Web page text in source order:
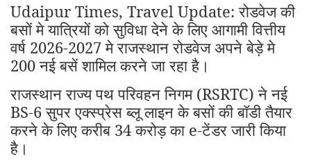
Udaipur Times, Travel Update: रोडवेज की
बसों मे यात्रियों को सुविधा देने के लिए आगामी वित्तीय
वर्ष 2026-2027 मे राजस्थान रोडवेज अपने बेड़े मे
200 नई बसें शामिल करने जा रहा है।
राजस्थान राज्य पथ परिवहन निगम (RSRTC) ने नई
BS-6 सुपर एक्स्प्रेस ब्लू लाइन के बसों की बॉडी तैयार
करने के लिए करीब 34 करोड़ का e-टेंडर जारी किया
है।